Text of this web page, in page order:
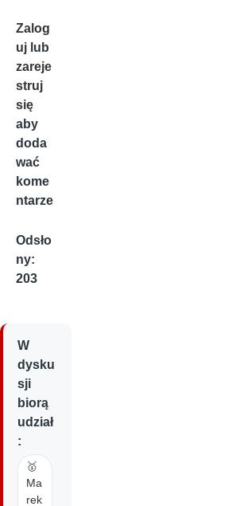
Zalog
uj lub
zareje
struj
się
aby
doda
wać
kome
ntarze
Odsło
ny:
203
W
dysku
sji
biorą
udział
:
🥇
Ma
rek